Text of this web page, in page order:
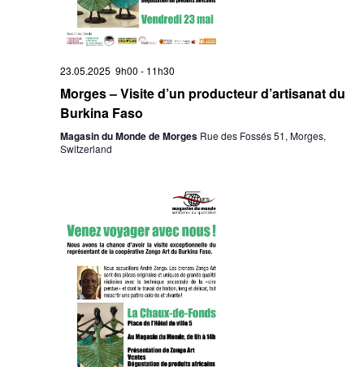
23.05.2025 9h00 - 11h30
Morges – Visite d’un producteur d’artisanat du
Burkina Faso
Magasin du Monde de Morges Rue des Fossés 51, Morges,
Switzerland